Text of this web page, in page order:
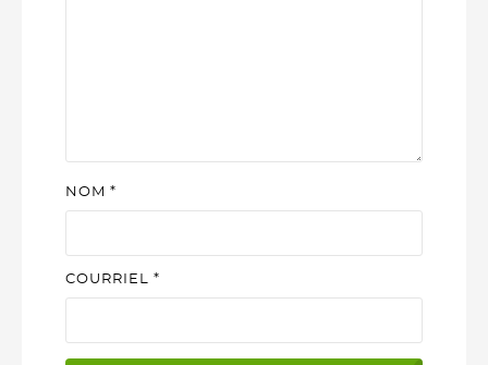
NOM *
COURRIEL *